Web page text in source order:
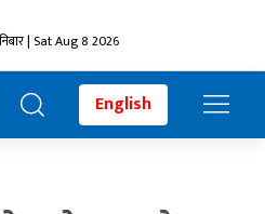
| Sat Aug 8 2026
English